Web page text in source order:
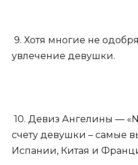
9. Хотя многие не
увлечение девушки.
10. Девиз Ангелины —
счету девушки – самые
Испании, Китая и